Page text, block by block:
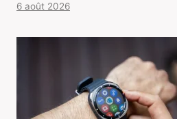
6 août 2026